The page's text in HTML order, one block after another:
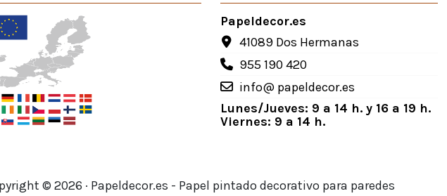
Papeldecor.es
41089 Dos Hermanas
955 190 420
info@ papeldecor.es
Lunes/Jueves: 9 a 14 h. y 16 a 19 h.
Viernes: 9 a 14 h.
© 2026 · Papeldecor.es - Papel pintado decorativo para paredes